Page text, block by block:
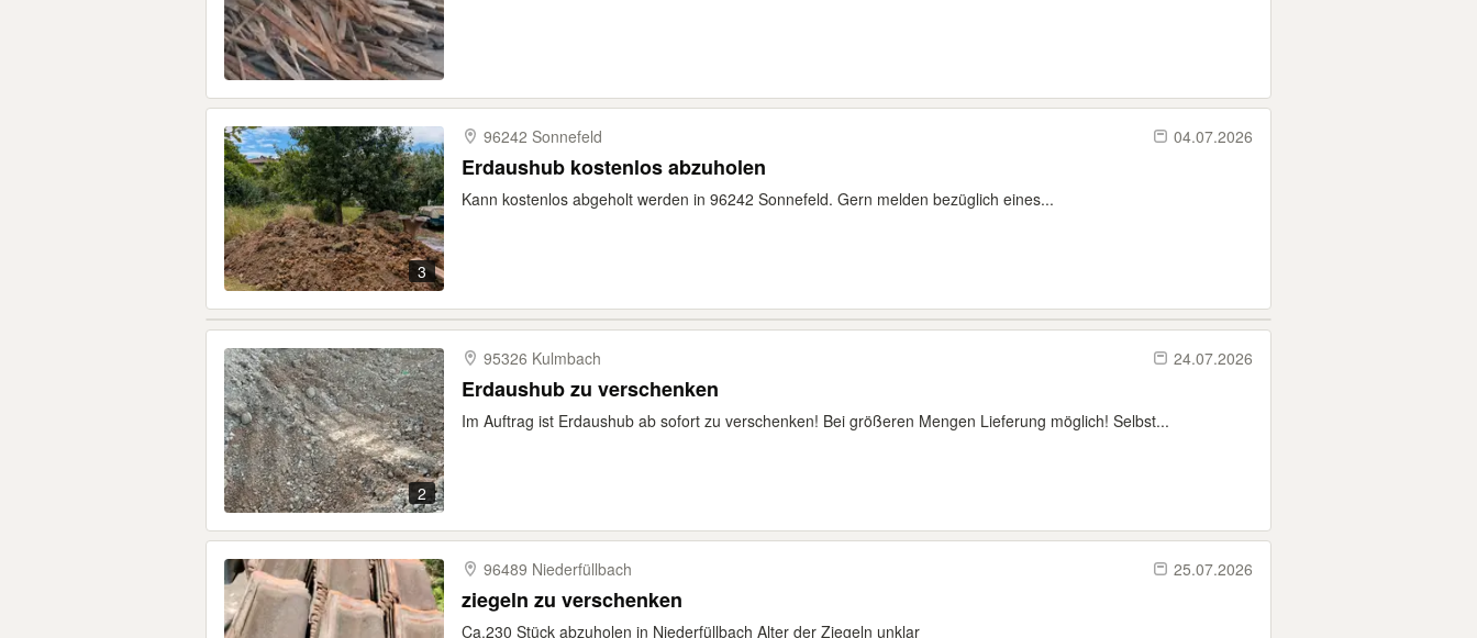
3
96242 Sonnefeld 04.07.2026
Erdaushub kostenlos abzuholen
Kann kostenlos abgeholt werden in 96242 Sonnefeld. Gern melden bezüglich eines...
2
95326 Kulmbach 24.07.2026
Erdaushub zu verschenken
Im Auftrag ist Erdaushub ab sofort zu verschenken! Bei größeren Mengen Lieferung möglich! Selbst...
96489 Niederfüllbach 25.07.2026
ziegeln zu verschenken
Ca.230 Stück abzuholen in Niederfüllbach Alter der Ziegeln unklar